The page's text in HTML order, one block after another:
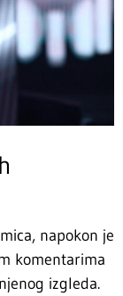
napokon je
komentarima
izgleda.